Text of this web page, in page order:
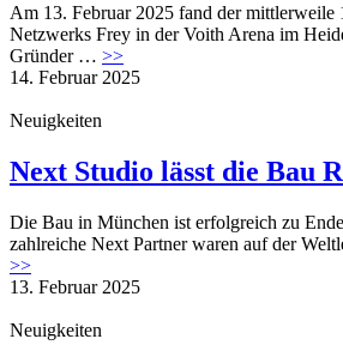
Am 13. Februar 2025 fand der mittlerweile
Netzwerks Frey in der Voith Arena im
Gründer … >>
14. Februar 2025
Neuigkeiten
Next Studio lässt die Bau
Die Bau in München ist erfolgreich zu
zahlreiche Next Partner waren auf der
>>
13. Februar 2025
Neuigkeiten